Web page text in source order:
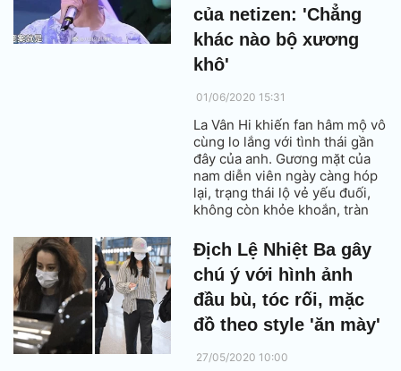
của netizen: 'Chẳng
khác nào bộ xương
khô'
01/06/2020 15:31
La Vân Hi khiến fan hâm mộ vô
cùng lo lắng với tình thái gần
đây của anh. Gương mặt của
nam diễn viên ngày càng hóp
lại, trạng thái lộ vẻ yếu đuối,
không còn khỏe khoắn, tràn
Địch Lệ Nhiệt Ba gây
chú ý với hình ảnh
đầu bù, tóc rối, mặc
đồ theo style 'ăn mày'
27/05/2020 10:00